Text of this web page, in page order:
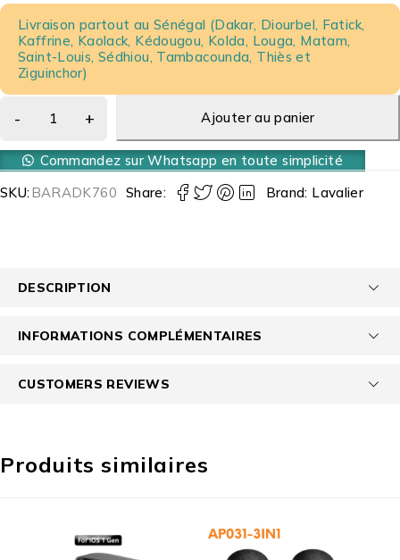
Livraison partout au Sénégal (Dakar, Diourbel, Fatick,
Kaffrine, Kaolack, Kédougou, Kolda, Louga, Matam,
Saint-Louis, Sédhiou, Tambacounda, Thiès et
Ziguinchor)
Ajouter au panier
Commandez sur Whatsapp en toute simplicité
SKU:BARADK760 Share: Brand: Lavalier
DESCRIPTION
INFORMATIONS COMPLÉMENTAIRES
CUSTOMERS REVIEWS
Produits similaires